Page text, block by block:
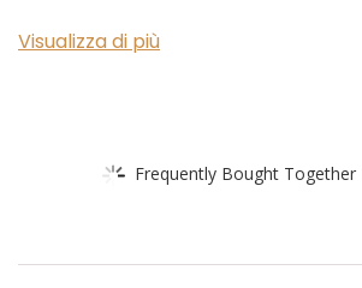
Visualizza di più
Frequently Bought Together